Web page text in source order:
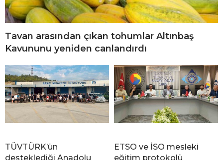
Tavan arasından çıkan tohumlar Altınbaş
Kavununu yeniden canlandırdı
TÜVTÜRK’ün
desteklediği Anadolu
ETSO ve İSO mesleki
eğitim protokolü